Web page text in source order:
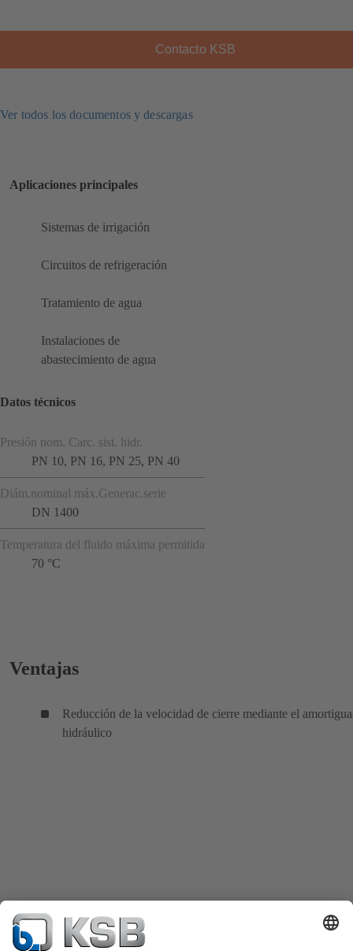
Contacto KSB
Ver todos los documentos y descargas
Aplicaciones principales
Sistemas de irrigación
Circuitos de refrigeración
Tratamiento de agua
Instalaciones de
abastecimiento de agua
Datos técnicos
Presión nom. Carc. sist. hidr.
PN 10, PN 16, PN 25, PN 40
Diám.nominal máx.Generac.serie
DN 1400
Temperatura del fluido máxima permitida
70 °C
Ventajas
Reducción de la velocidad de cierre mediante el
hidráulico